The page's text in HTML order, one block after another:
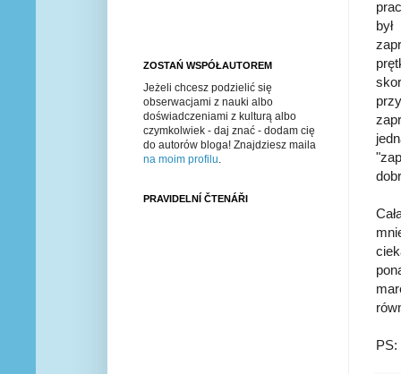
PS:
ZOSTAŃ WSPÓŁAUTOREM
Jeżeli chcesz podzielić się
obserwacjami z nauki albo
doświadczeniami z kulturą albo
czymkolwiek - daj znać - dodam cię
do autorów bloga! Znajdziesz maila
na moim profilu.
PRAVIDELNÍ ČTENÁŘI